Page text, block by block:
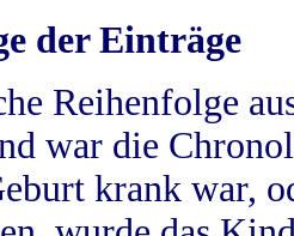
der Einträge
Reihenfolge
war die
krank war,